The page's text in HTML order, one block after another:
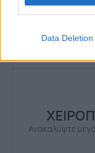
Data Deletion
Ανακαλύψτε